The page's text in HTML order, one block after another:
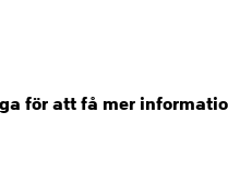
för att få mer